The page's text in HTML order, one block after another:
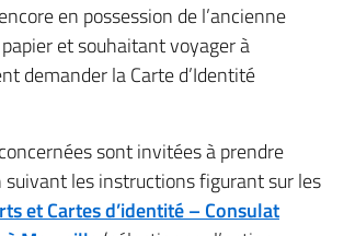
en possession de l’ancienne
et souhaitant voyager à
demander la Carte d’Identité
sont invitées à prendre
suivant les instructions figurant sur les
et Cartes d’identité – Consulat